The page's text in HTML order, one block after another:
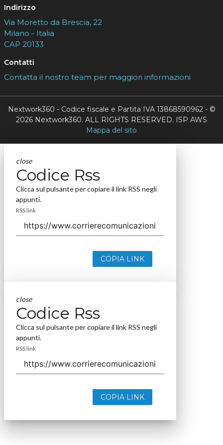
Indirizzo
Via Moretto da Brescia, 22
Milano - Italia
CAP 20133
Contatti
Contatta il nostro team per maggiori informazioni
Nextwork360 - Codice fiscale e Partita IVA 13868590962 - ©
2026 Nextwork360. ALL RIGHTS RESERVED. ISP AWS
Mappa del sito
close
Codice Rss
Clicca sul pulsante per copiare il link RSS negli
appunti.
RSS link
COPIA LINK
close
Codice Rss
Clicca sul pulsante per copiare il link RSS negli
appunti.
RSS link
COPIA LINK